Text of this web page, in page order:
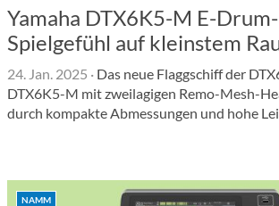
Yamaha DTX6K5-M E-
Spielgefühl auf kleinstem
24. Jan. 2025 · Das neue Flaggschiff der
DTX6K5-M mit zweilagigen Remo-Mesh-
durch kompakte Abmessungen und hohe
NAMM